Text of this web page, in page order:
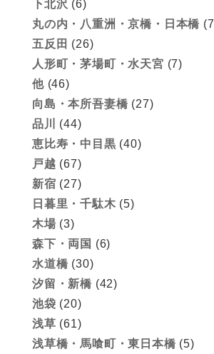
下北沢 (6)
丸の内・八重洲・京橋・日本橋
五反田 (26)
人形町・茅場町・水天宮 (7)
他(46)
向島・本所吾妻橋 (27)
品川
(44)
恵比寿・中目黒 (40)
戸越 (67)
新宿 (27)
日暮里・千駄木 (5)
木場 (3)
森下・両国 (6)
水道橋 (30)
汐留・新橋 (42)
池袋 (20)
浅草 (61)
浅草橋・馬喰町・東日本橋 (5)